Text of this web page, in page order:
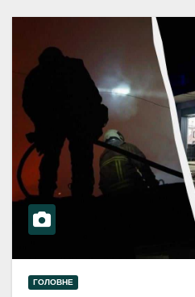
ГОЛОВНЕ